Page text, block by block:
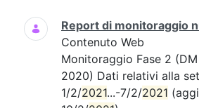
Report di monitoraggio
Contenuto Web
Monitoraggio Fase 2
2020) Dati relativi alla
1/2/2021...-7/2/2021